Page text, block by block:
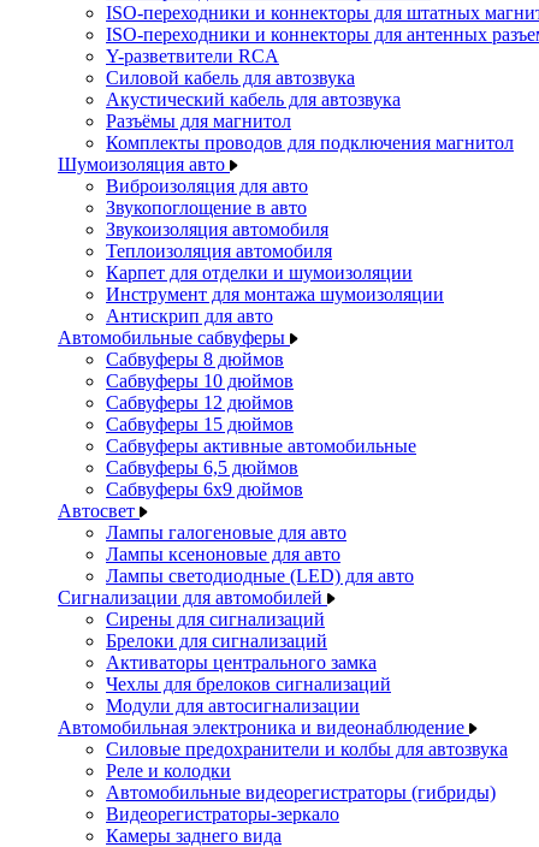
ISO-переходники и коннекторы для штатных
ISO-переходники и коннекторы для антенных
Y-разветвители RCA
Силовой кабель для автозвука
Акустический кабель для автозвука
Разъёмы для магнитол
Комплекты проводов для подключения магнитол
Шумоизоляция авто
Виброизоляция для авто
Звукопоглощение в авто
Звукоизоляция автомобиля
Теплоизоляция автомобиля
Карпет для отделки и шумоизоляции
Инструмент для монтажа шумоизоляции
Антискрип для авто
Автомобильные сабвуферы
Сабвуферы 8 дюймов
Сабвуферы 10 дюймов
Сабвуферы 12 дюймов
Сабвуферы 15 дюймов
Сабвуферы активные автомобильные
Сабвуферы 6,5 дюймов
Сабвуферы 6x9 дюймов
Автосвет
Лампы галогеновые для авто
Лампы ксеноновые для авто
Лампы светодиодные (LED) для авто
Сигнализации для автомобилей
Сирены для сигнализаций
Брелоки для сигнализаций
Активаторы центрального замка
Чехлы для брелоков сигнализаций
Модули для автосигнализации
Автомобильная электроника и видеонаблюдение
Силовые предохранители и колбы для автозвука
Реле и колодки
Автомобильные видеорегистраторы (гибриды)
Видеорегистраторы-зеркало
Камеры заднего вида